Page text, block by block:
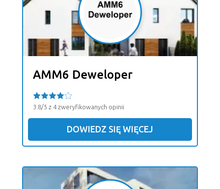
AMM6 Deweloper
3.8/5 z 4 zweryfikowanych opinii
DOWIEDZ SIĘ WIĘCEJ